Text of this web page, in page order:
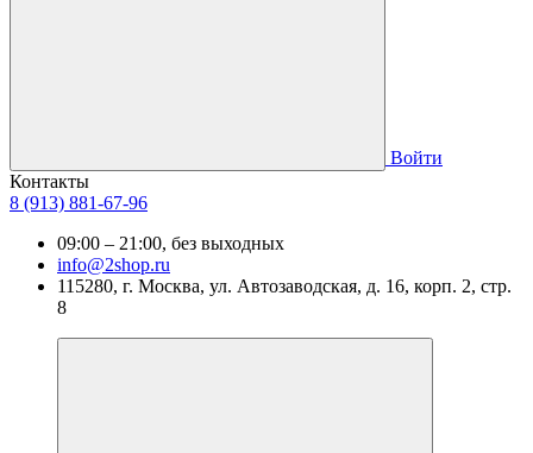
Войти
Контакты
8 (913) 881-67-96
09:00 – 21:00, без выходных
info@2shop.ru
115280, г. Москва, ул. Автозаводская, д. 16, корп. 2, стр.
8